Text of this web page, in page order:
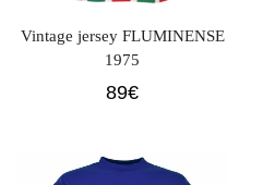
Vintage jersey FLUMINENSE
1975
89€